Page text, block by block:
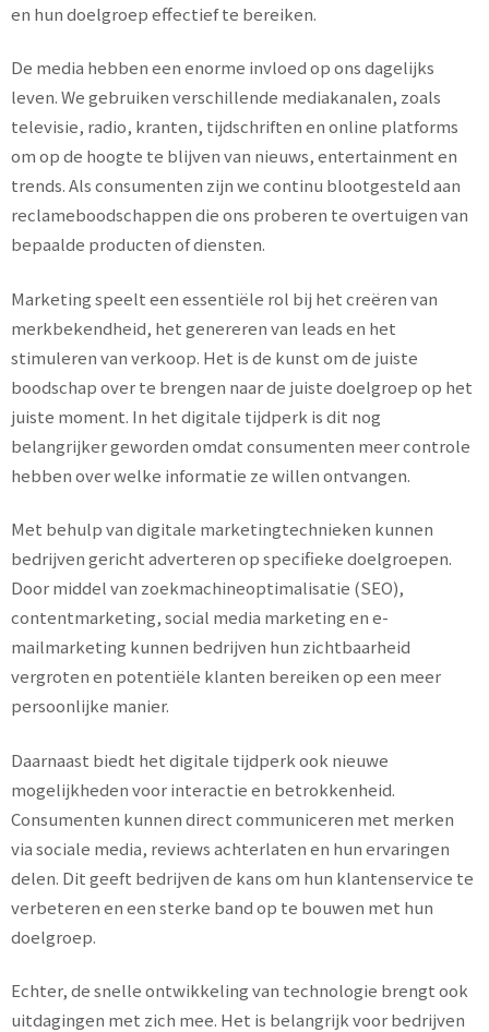
en hun doelgroep effectief te bereiken.
De media hebben een enorme invloed op ons dagelijks
leven. We gebruiken verschillende mediakanalen, zoals
televisie, radio, kranten, tijdschriften en online platforms
om op de hoogte te blijven van nieuws, entertainment en
trends. Als consumenten zijn we continu blootgesteld aan
reclameboodschappen die ons proberen te overtuigen van
bepaalde producten of diensten.
Marketing speelt een essentiële rol bij het creëren van
merkbekendheid, het genereren van leads en het
stimuleren van verkoop. Het is de kunst om de juiste
boodschap over te brengen naar de juiste doelgroep op het
juiste moment. In het digitale tijdperk is dit nog
belangrijker geworden omdat consumenten meer controle
hebben over welke informatie ze willen ontvangen.
Met behulp van digitale marketingtechnieken kunnen
bedrijven gericht adverteren op specifieke doelgroepen.
Door middel van zoekmachineoptimalisatie (SEO),
contentmarketing, social media marketing en e-
mailmarketing kunnen bedrijven hun zichtbaarheid
vergroten en potentiële klanten bereiken op een meer
persoonlijke manier.
Daarnaast biedt het digitale tijdperk ook nieuwe
mogelijkheden voor interactie en betrokkenheid.
Consumenten kunnen direct communiceren met merken
via sociale media, reviews achterlaten en hun ervaringen
delen. Dit geeft bedrijven de kans om hun klantenservice te
verbeteren en een sterke band op te bouwen met hun
doelgroep.
Echter, de snelle ontwikkeling van technologie brengt ook
uitdagingen met zich mee. Het is belangrijk voor bedrijven